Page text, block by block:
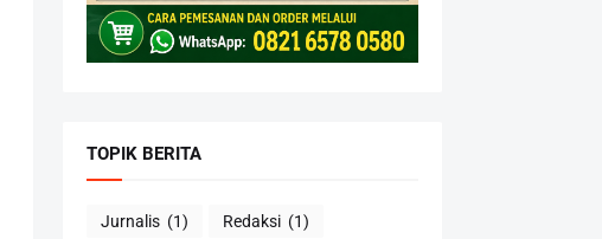
TOPIK BERITA
Jurnalis (1) Redaksi (1)